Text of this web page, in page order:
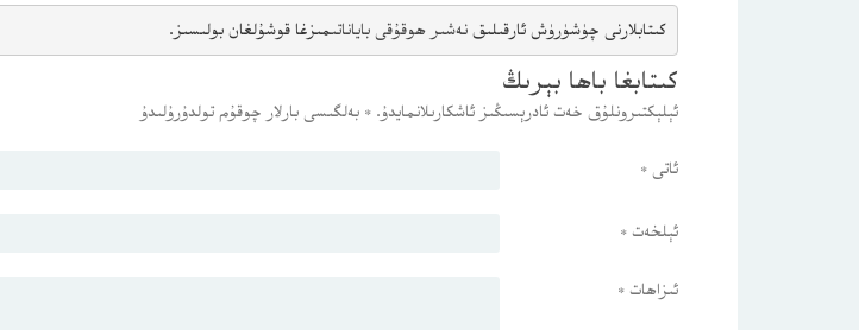
كىتابلارنى چۈشۈرۈش ئارقىلىق نەشىر ھوقۇقى باياناتىمىزغا قوشۇلغان بولىسىز.
كىتابغا باھا بېرىڭ
ئېلېكتىرونلۇق خەت ئادرېسىڭىز ئاشكارىلانمايدۇ. * بەلگىسى بارلار چوقۇم تولدۇرۇلىدۇ
ئاتى *
ئېلخەت *
ئىزاھات *